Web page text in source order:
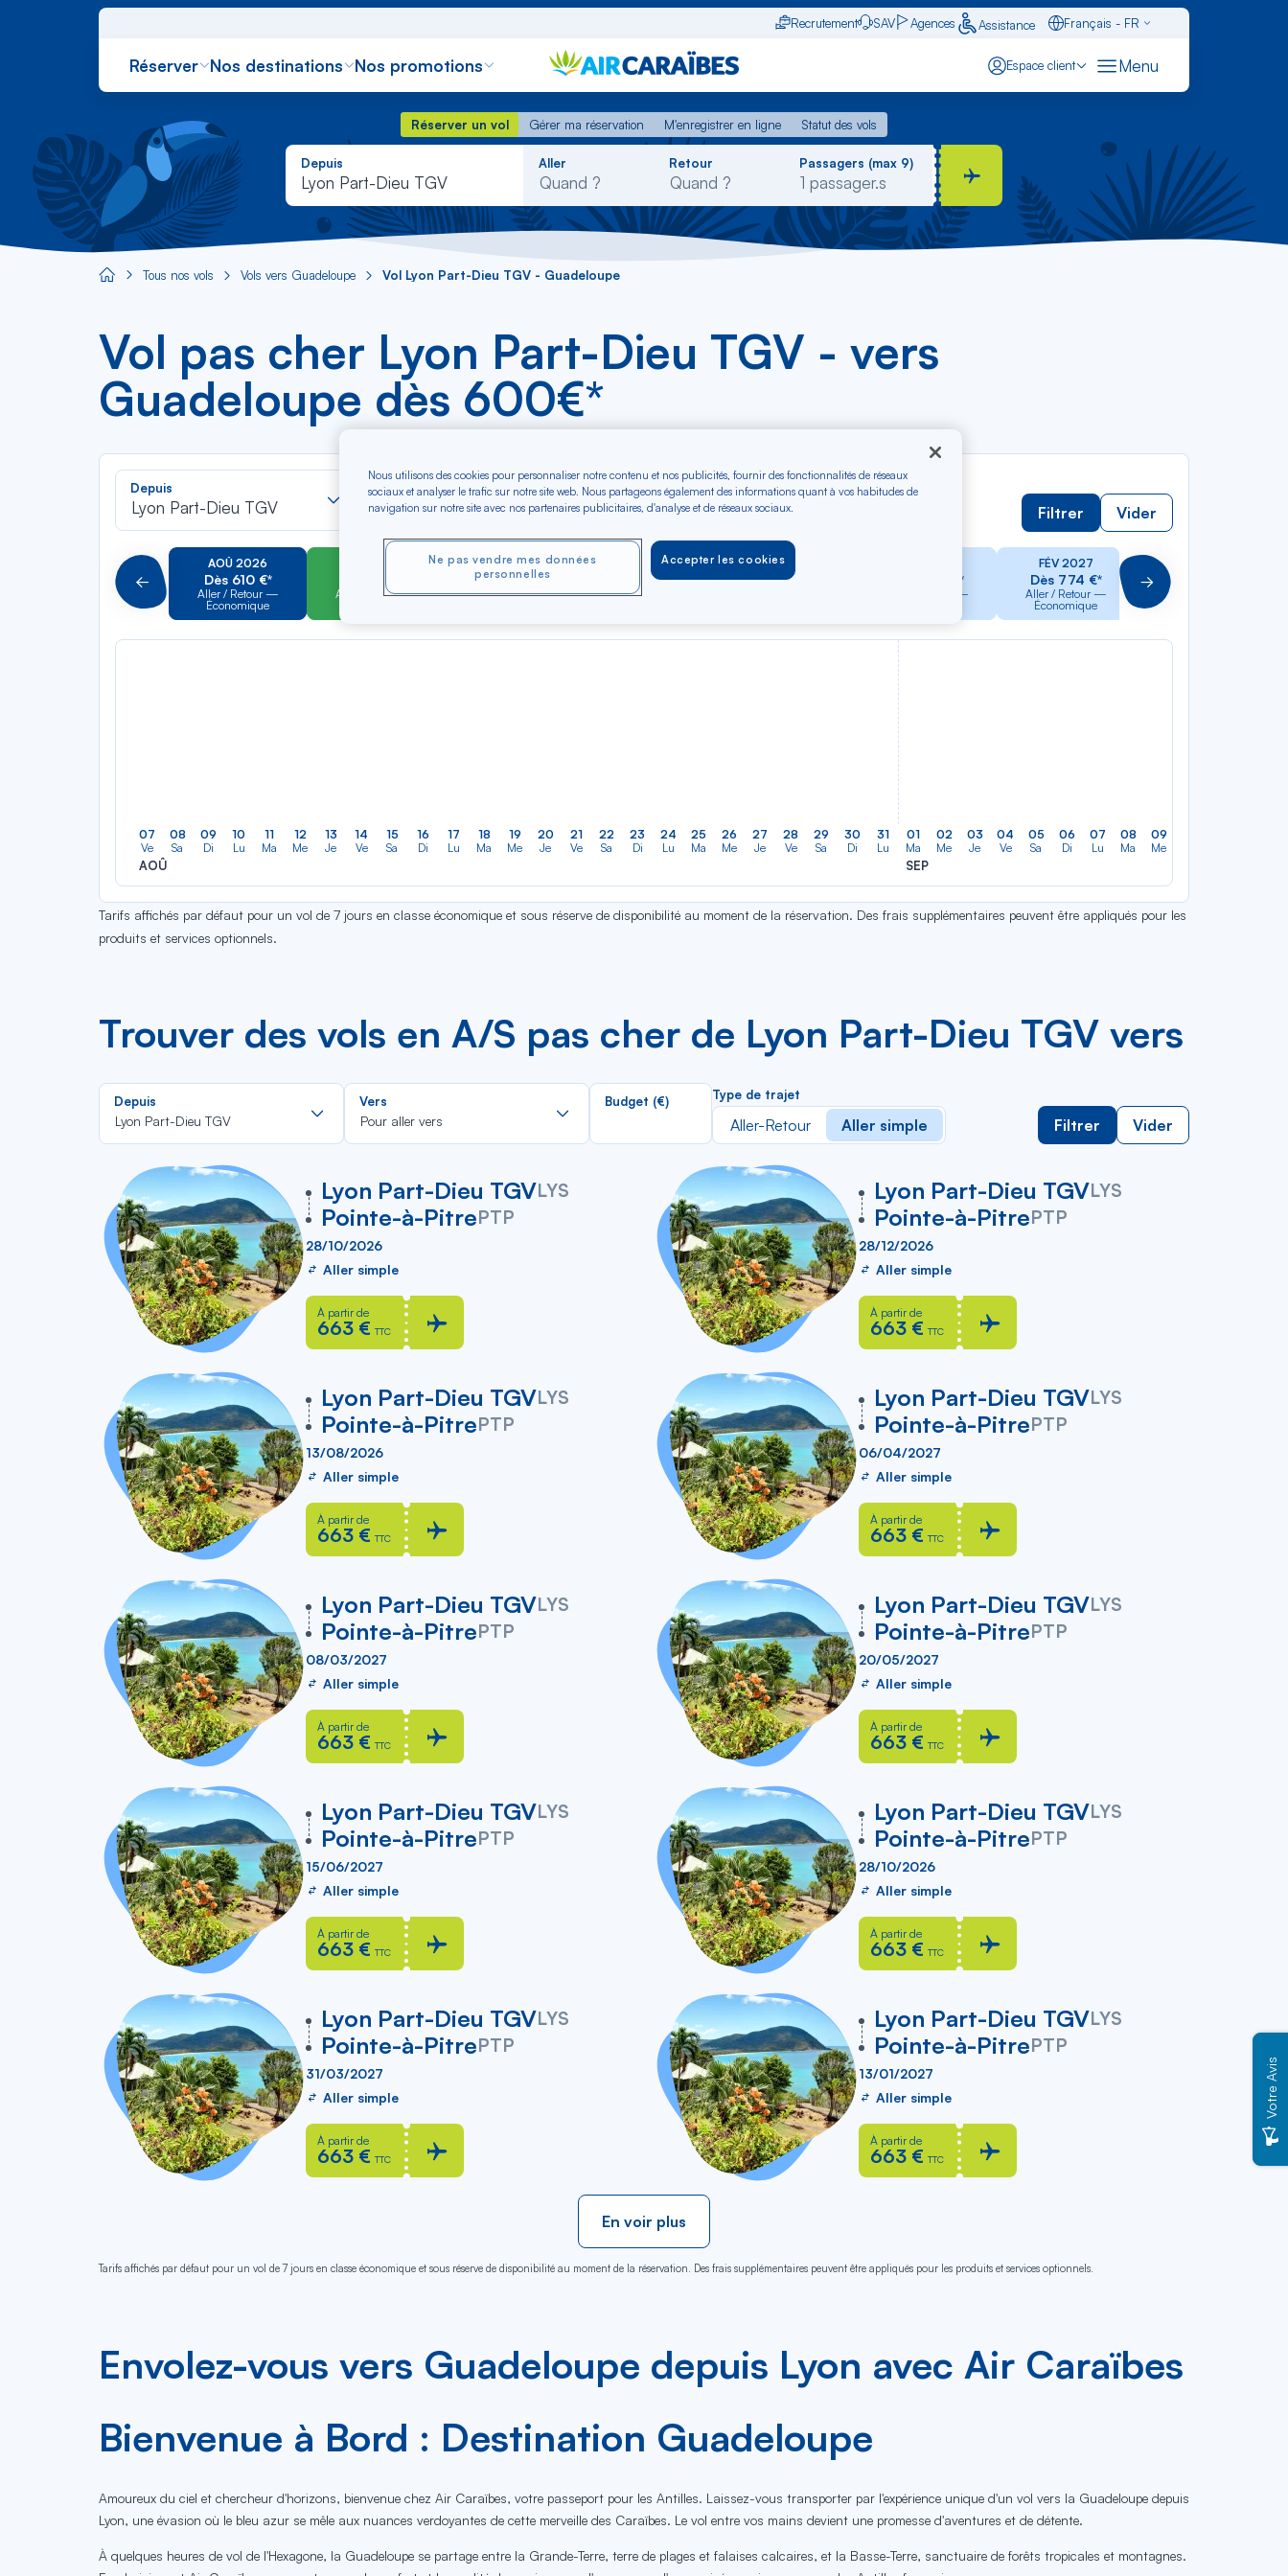
Recrutement SAV Agences Assistance
Français - FR
Réserver Nos destinations Nos promotions Espace client Menu
Réserver un vol Gérer ma réservation M'enregistrer en ligne
Statut des vols
Réserver un vol
Gérer ma réservation M'enregistrer en ligne Statut des vols
Depuis
Lyon Part-Dieu TGV
Rechercher
dans
liste
Aller Retour Passagers (max 9)
Aircaraibes.com
Tous nos vols Vols vers Guadeloupe Vol Lyon Part-Dieu TGV - Guadeloupe
Vol pas cher Lyon Part-Dieu TGV - vers
Guadeloupe dès 600€*
Depuis
Lyon Part-Dieu TGV
Rechercher
dans
liste
Vers
Pour aller vers
Rechercher
dans
liste
Type de trajet
Aller-Retour Aller simple Filtrer Vider
Précédent
AOÛ 2026
Dès 610 €*
Aller / Retour —
Économique
Aller / Retour —
OCT 2026
Dès 600 €*
Aller / Retour —
NOV 2026
Dès 600 €*
Aller / Retour —
DÉC 2026
Dès 610 €* Dès 764 €*
Aller / Retour —
FÉV 2027
Dès 774 €*
Aller / Retour —
Économique
Dès 764 €*
Aller / Retour —
Suivant
07
Ve
AOÛ
08
Sa
09
Di
10
Lu
11
Ma
12
Me
13
Je
14
Ve
15
Sa
16
Di
17
Lu
18
Ma
19
Me
20
Je
21
Ve
22
Sa
23
Di
24
Lu
25
Ma
26
Me
27
Je
28
Ve
29
Sa
30
Di
31
Lu
01
Ma
SEP
02
Me
03
Je
04
Ve
05
Sa
06
Di
07
Lu
08
Ma
09
Me
Tarifs affichés par défaut pour un vol de 7 jours en classe économique et sous réserve de disponibilité au moment de la réservation. Des frais supplémentaires peuvent être appliqués pour les
produits et services optionnels.
Trouver des vols en A/S pas cher de Lyon Part-Dieu TGV vers
Depuis
Lyon Part-Dieu TGV
Rechercher
dans
la
Vers
Pour aller vers
Rechercher
la
Budget (€) Type de trajet
Aller-Retour Aller simple Filtrer Vider
Lyon Part-Dieu TGVLYS
vers
Pointe-à-PitrePTP
28/10/2026
Aller simple
À partir de
663 € TTC
Lyon Part-Dieu TGVLYS
vers
Pointe-à-PitrePTP
28/12/2026
Aller simple
À partir de
663 € TTC
Lyon Part-Dieu TGVLYS
vers
Pointe-à-PitrePTP
13/08/2026
Aller simple
À partir de
663 € TTC
Lyon Part-Dieu TGVLYS
vers
Pointe-à-PitrePTP
06/04/2027
Aller simple
À partir de
663 € TTC
Lyon Part-Dieu TGVLYS
vers
Pointe-à-PitrePTP
08/03/2027
Aller simple
À partir de
663 € TTC
Lyon Part-Dieu TGVLYS
vers
Pointe-à-PitrePTP
20/05/2027
Aller simple
À partir de
663 € TTC
Lyon Part-Dieu TGVLYS
vers
Pointe-à-PitrePTP
15/06/2027
Aller simple
À partir de
663 € TTC
Lyon Part-Dieu TGVLYS
vers
Pointe-à-PitrePTP
28/10/2026
Aller simple
À partir de
663 € TTC
Lyon Part-Dieu TGVLYS
vers
Pointe-à-PitrePTP
31/03/2027
Aller simple
À partir de
663 € TTC
Lyon Part-Dieu TGVLYS
vers
Pointe-à-PitrePTP
13/01/2027
Aller simple
À partir de
663 € TTC
En voir plus
Tarifs affichés par défaut pour un vol de 7 jours en classe économique et sous réserve de disponibilité au moment de la réservation. Des frais supplémentaires peuvent être appliqués pour les produits et services optionnels.
Envolez-vous vers Guadeloupe depuis Lyon avec Air Caraïbes
Bienvenue à Bord : Destination Guadeloupe
Amoureux du ciel et chercheur d'horizons, bienvenue chez Air Caraïbes, votre passeport pour les Antilles. Laissez-vous transporter par l'expérience unique d'un vol vers la Guadeloupe depuis
Lyon, une évasion où le bleu azur se mêle aux nuances verdoyantes de cette merveille des Caraïbes. Le vol entre vos mains devient une promesse d'aventures et de détente.
À quelques heures de vol de l'Hexagone, la Guadeloupe se partage entre la Grande-Terre, terre de plages et falaises calcaires, et la Basse-Terre, sanctuaire de forêts tropicales et montagnes.
Nous utilisons des cookies pour personnaliser notre contenu et nos publicités, fournir des fonctionnalités de réseaux
sociaux et analyser le trafic sur notre site web. Nous partageons également des informations quant à vos habitudes de
navigation sur notre site avec nos partenaires publicitaires, d'analyse et de réseaux sociaux.
Accepter les cookies
Ne pas vendre mes données
personnelles
Votre Avis